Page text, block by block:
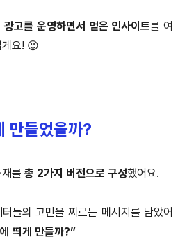
고를 운영하면서 얻은 인사이트를 여
게요! 😉
만들었을까?
를 총 2가지 버전으로 구성했어요.
들의 고민을 찌르는 메시지를 담았어
띄게 만들까?”